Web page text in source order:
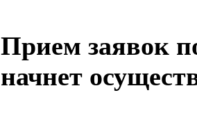
Прием заявок
начнет